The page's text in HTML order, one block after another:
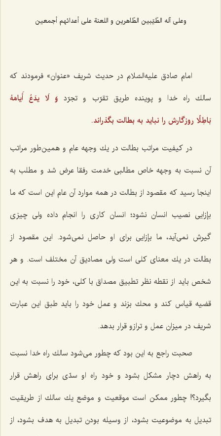
وعلى آله الطّيّبين الطّاهرين و اللعنة على أعدائهم أجمعين‌
امام صادق علیه‌السّلام در حدیث شریف «عنوان» فرمودند كه
سالك راه خدا و پوینده طریق تقرّب و تجرّد وَ لَا یدَعُ أَیامَهُ
بَاطِلًا روزگارش را نباید به بطالت بگذراند.
در كیفیت مراتب بطالت در یك وجهه عام و همین‌طور مراتب
آن نسبت به وجهه خاص مطالبی خدمت رفقا عرض شد و مطلب به
اینجا رسید كه مقصود از بطالت در همه موارد آن عام این است كه ما
بإزایی نصیب انسان نشود؛ انسان كاری را انجام داده ولی چیزی
گیرش نمی‌آید، ما بإزایی برای او حاصل نمی‌شود. این مقصود از
بطالت در یك معنای كلی است ولی مصادیق آن مختلف است. و هر
شخص باید از نقطه نظر تطبیق مصداق با كلی، خود را نسبت به این
قضیه قیاس كند و محك بزند و عمل خود را باید طبق این عبارت
شریف در میزان عمل و ترازو قرار بدهد.
صحبت راجع به این بود كه چطور می‌شود سالك راه خدا نسبت
به راهش دچار مشكل بشود و خود راه او سدّی برای راهش قرار
بگیرد؟! چطور ممكن است موقعیت و موضع یك سالك از طریقیت
تبدیل به موضوعیت بشود، از وسیله بودن تبدیل به هدف بشود، از